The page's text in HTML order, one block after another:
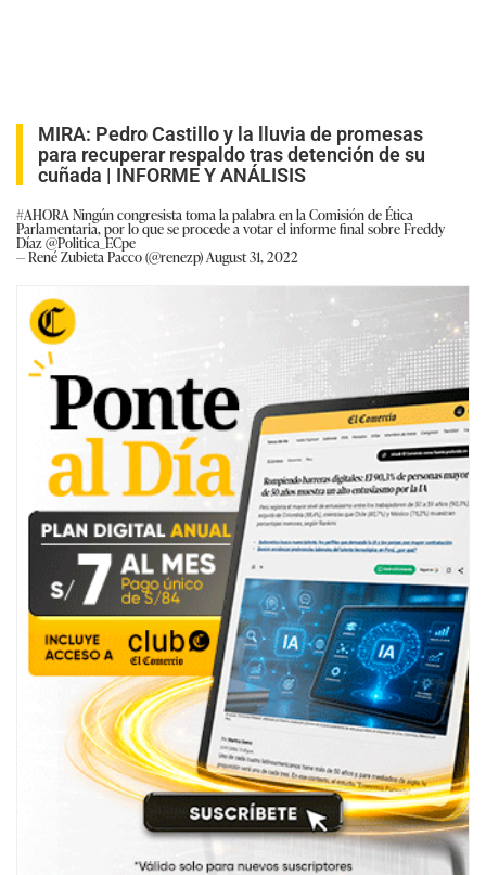
MIRA: Pedro Castillo y la lluvia de promesas
para recuperar respaldo tras detención de su
cuñada | INFORME Y ANÁLISIS
#AHORA Ningún congresista toma la palabra en la Comisión de Ética
Parlamentaria, por lo que se procede a votar el informe final sobre Freddy
Díaz@Politica_ECpe
— René Zubieta Pacco (@renezp)August 31, 2022